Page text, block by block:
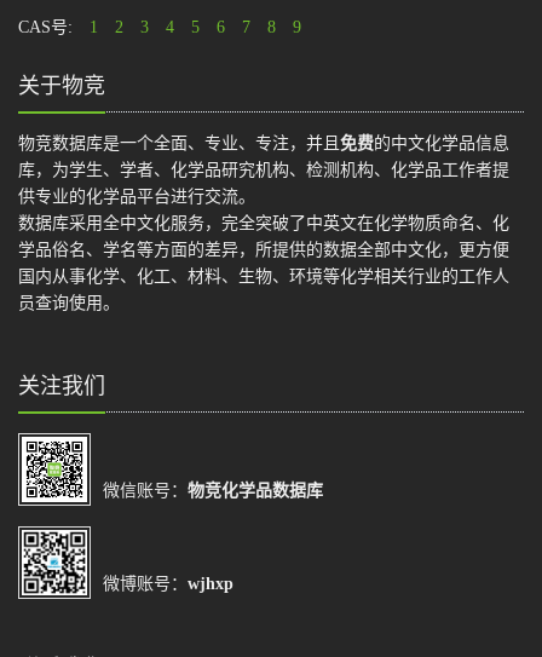
CAS号: 1 2 3 4 5 6 7 8 9
关于物竞
物竞数据库是一个全面、专业、专注，并且 免费的中文化学品信息
库，为学生、学者、化学品研究机构、检测机构、化学品工作者提
供专业的化学品平台进行交流。
数据库采用全中文化服务，完全突破了中英文在化学物质命名、化
学品俗名、学名等方面的差异，所提供的数据全部中文化，更方便
国内从事化学、化工、材料、生物、环境等化学相关行业的工作人
员查询使用。
关注我们
微信账号： 物竞化学品数据库
微博账号： wjhxp